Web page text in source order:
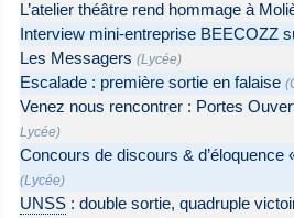
L’atelier théâtre rend hommage à
Interview mini-entreprise BEECOZZ
Les Messagers (Lycée)
Escalade : première sortie en falaise (
Venez nous rencontrer : Portes
Lycée)
Concours de discours & d’éloquence
(Lycée)
UNSS : double sortie, quadruple